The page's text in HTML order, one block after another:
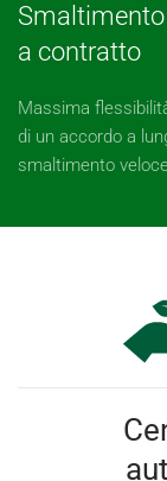
a contratto
Massima
di un accordo a
smaltimento